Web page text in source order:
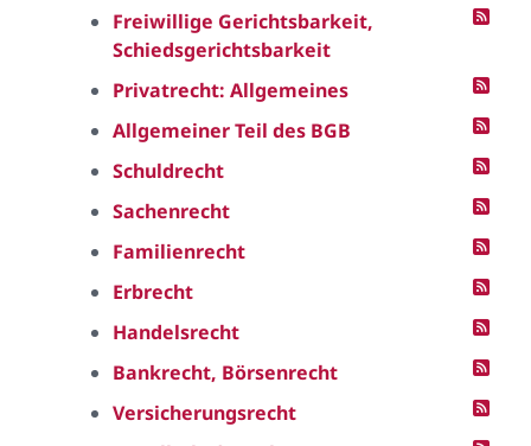
Freiwillige Gerichtsbarkeit,
Schiedsgerichtsbarkeit
Privatrecht: Allgemeines
Allgemeiner Teil des BGB
Schuldrecht
Sachenrecht
Familienrecht
Erbrecht
Handelsrecht
Bankrecht, Börsenrecht
Versicherungsrecht